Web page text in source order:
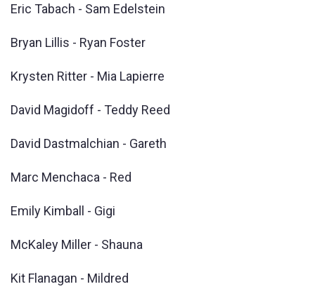
Eric Tabach - Sam Edelstein
Bryan Lillis - Ryan Foster
Krysten Ritter - Mia Lapierre
David Magidoff - Teddy Reed
David Dastmalchian - Gareth
Marc Menchaca - Red
Emily Kimball - Gigi
McKaley Miller - Shauna
Kit Flanagan - Mildred